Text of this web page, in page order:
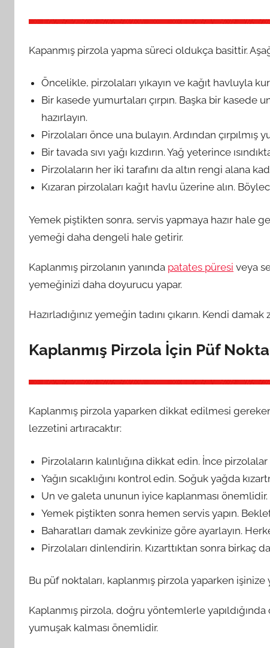
Kapanmış pirzola yapma süreci oldukça basittir.
Öncelikle, pirzolaları yıkayın ve kağıt havluyla
Bir kasede yumurtaları çırpın. Başka bir kasede
hazırlayın.
Pirzolaları önce una bulayın. Ardından
Bir tavada sıvı yağı kızdırın. Yağ yeterince
Pirzolaların her iki tarafını da altın rengi alana
Kızaran pirzolaları kağıt havlu üzerine alın.
Yemek piştikten sonra, servis yapmaya hazır hale
yemeği daha dengeli hale getirir.
Kaplanmış pirzolanın yanında patates püresi veya
yemeğinizi daha doyurucu yapar.
Hazırladığınız yemeğin tadını çıkarın. Kendi
Kaplanmış Pirzola İçin Püf
Kaplanmış pirzola yaparken dikkat edilmesi
lezzetini artıracaktır:
Pirzolaların kalınlığına dikkat edin. İnce pirzolalar
Yağın sıcaklığını kontrol edin. Soğuk yağda
Un ve galeta ununun iyice kaplanması önemlidir.
Yemek piştikten sonra hemen servis yapın.
Baharatları damak zevkinize göre ayarlayın.
Pirzolaları dinlendirin. Kızarttıktan sonra birkaç
Bu püf noktaları, kaplanmış pirzola yaparken
Kaplanmış pirzola, doğru yöntemlerle yapıldığında
yumuşak kalması önemlidir.